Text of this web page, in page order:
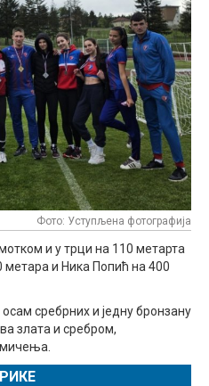
Фото: Уступљена фотографија
и у трци на 110 метарта
метара и Ника Попић на 400
сребрних и једну бронзану
злата и сребром,